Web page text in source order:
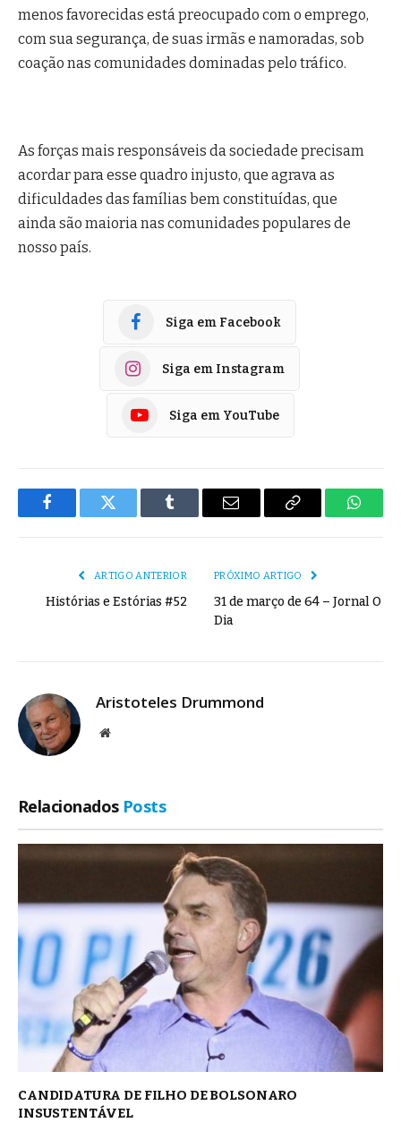
menos favorecidas está preocupado com o emprego,
com sua segurança, de suas irmãs e namoradas, sob
coação nas comunidades dominadas pelo tráfico.
As forças mais responsáveis da sociedade precisam
acordar para esse quadro injusto, que agrava as
dificuldades das famílias bem constituídas, que
ainda são maioria nas comunidades populares de
nosso país.
Siga em Facebook
Siga em Instagram
Siga em YouTube
FacebookTwitter Tumblr
E-
Copiar
ARTIGO ANTERIOR
Histórias e Estórias #52
PRÓXIMO ARTIGO
31 de março de 64 – Jornal O
Dia
Aristoteles Drummond
Site
Relacionados Posts
CANDIDATURA DE FILHO DE BOLSONARO
INSUSTENTÁVEL